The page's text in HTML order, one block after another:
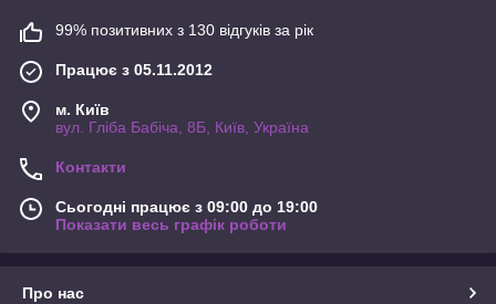
99% позитивних з 130 відгуків за рік
Працює з 05.11.2012
м. Київ
вул. Гліба Бабіча, 8Б, Київ, Україна
Контакти
Сьогодні працює з 09:00 до 19:00
Показати весь графік роботи
Про нас